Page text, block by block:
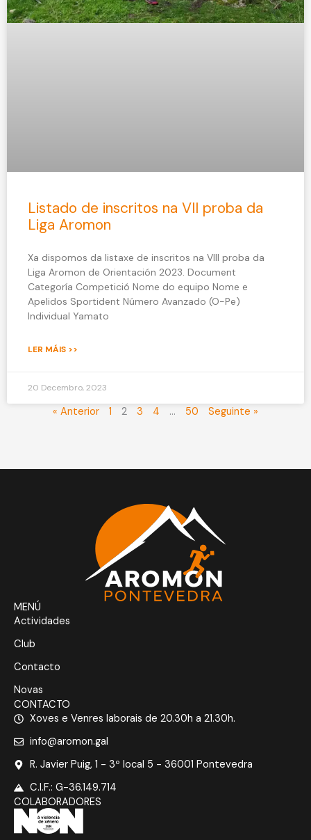
Listado de inscritos na VII proba da
Liga Aromon
Xa dispomos da listaxe de inscritos na VIII proba da
Liga Aromon de Orientación 2023. Document
Categoría Competició Nome do equipo Nome e
Apelidos Sportident Número Avanzado (O-Pe)
Individual Yamato
LER MÁIS >>
20 Decembro, 2023
« Anterior 1 2 3 4 … 50 Seguinte »
MENÚ
Actividades
Club
Contacto
Novas
CONTACTO
Xoves e Venres laborais de 20.30h a 21.30h.
info@aromon.gal
R. Javier Puig, 1 - 3º local 5 - 36001 Pontevedra
C.I.F.: G-36.149.714
COLABORADORES